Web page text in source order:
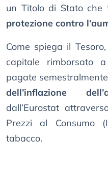
un Titolo di Stato che
protezione contro
Come spiega il Tesoro,
capitale rimborsato
pagate semestralmente
dell’inflazione
dall’Eurostat
Prezzi al Consumo
tabacco.